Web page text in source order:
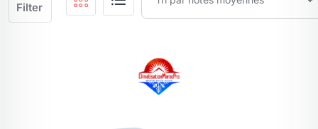
Filter